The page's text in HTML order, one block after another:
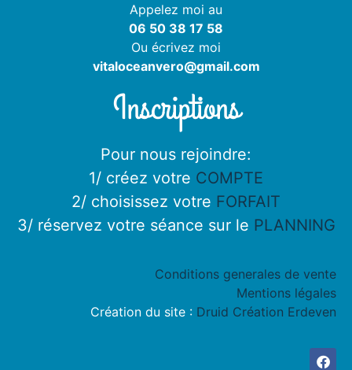
Appelez moi au
06 50 38 17 58
Ou écrivez moi
vitaloceanvero@gmail.com
Inscriptions
Pour nous rejoindre:
1/ créez votre COMPTE
2/ choisissez votre FORFAIT
3/ réservez votre séance sur le PLANNING
Conditions generales de vente
Mentions légales
Création du site : Druid Création Erdeven